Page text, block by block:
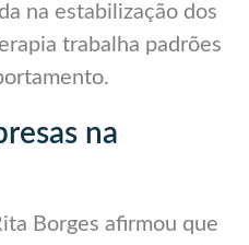
na estabilização dos
trabalha padrões
na
Borges afirmou que